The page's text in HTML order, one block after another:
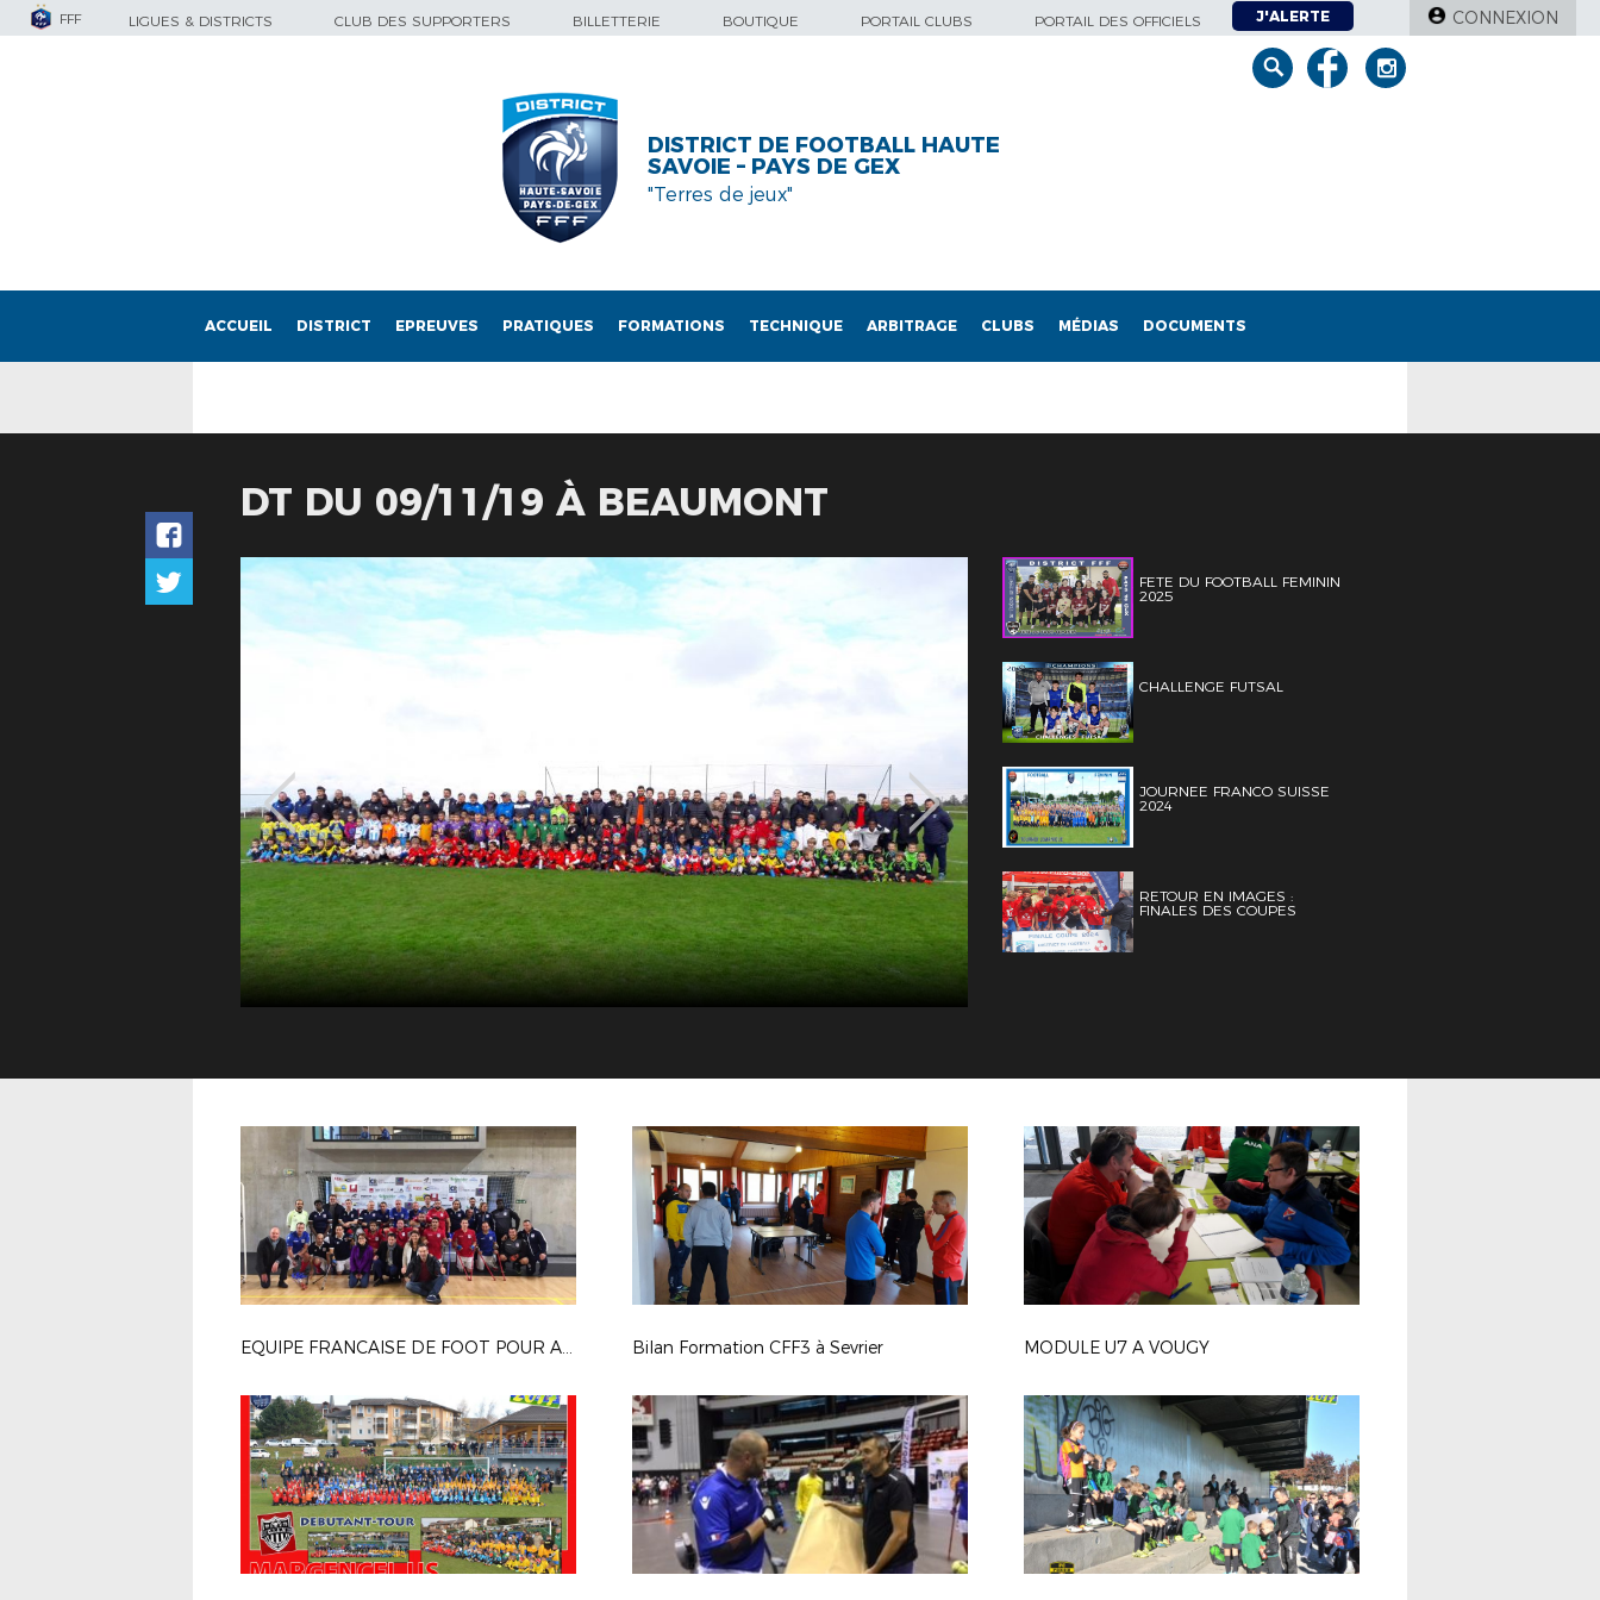
FFF LIGUES & DISTRICTS CLUB DES SUPPORTERS BILLETTERIE BOUTIQUE PORTAIL CLUBS PORTAIL DES OFFICIELS J'ALERTE CONNEXION
DISTRICT DE FOOTBALL HAUTE
SAVOIE – PAYS DE GEX
"Terres de jeux"
ACCUEIL DISTRICT EPREUVES PRATIQUES FORMATIONS TECHNIQUE ARBITRAGE CLUBS MÉDIAS DOCUMENTS
DT DU 09/11/19 À BEAUMONT
FETE DU FOOTBALL FEMININ
2025
CHALLENGE FUTSAL
JOURNEE FRANCO SUISSE
2024
RETOUR EN IMAGES :
FINALES DES COUPES
EQUIPE FRANCAISE DE FOOT POUR AMPUTES Bilan Formation CFF3 à Sevrier MODULE U7 A VOUGY